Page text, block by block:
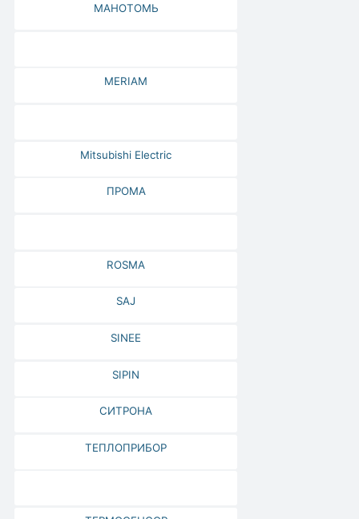
МАНОТОМЬ
MERIAM
Mitsubishi Electric
ПРОМА
ROSMA
SAJ
SINEE
SIPIN
СИТРОНА
ТЕПЛОПРИБОР